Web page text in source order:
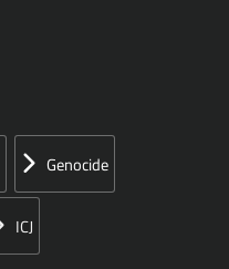
Genocide
ICJ